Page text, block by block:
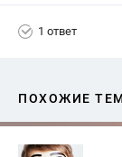
1 ответ
ПОХОЖИЕ